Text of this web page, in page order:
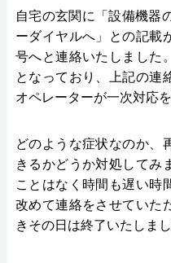
自宅の玄関に「設備機器
ーダイヤルへ」との記載
号へと連絡いたしました
となっており、上記の連
オペレーターが一次対応
どのような症状なのか、
きるかどうか対処してみ
ことはなく時間も遅い時
改めて連絡をさせていた
きその日は終了いたしまし